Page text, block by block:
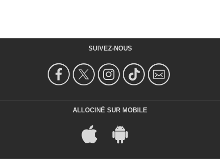
SUIVEZ-NOUS
ALLOCINÉ SUR MOBILE